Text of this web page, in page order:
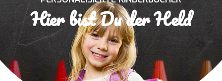
Hier bist Du der Held